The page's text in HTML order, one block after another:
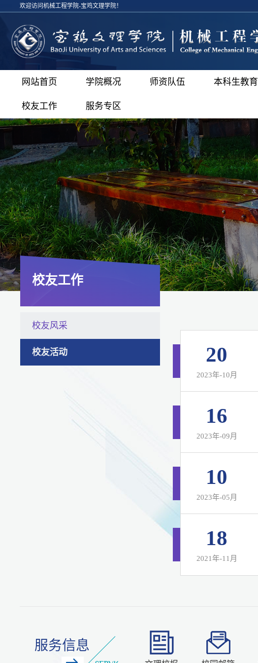
欢迎访问机械工程学院-宝鸡文理学院！
网站首页 学院概况 师资队伍 本科生教育
校友工作 服务专区
校友工作
校友风采
校友活动 20
2023年-10月
16
2023年-09月
10
2023年-05月
18
2021年-11月
服务信息